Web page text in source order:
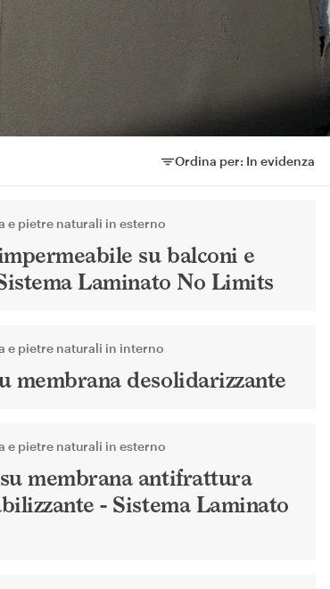
Ordina per: In evidenza
Ordina per:
e pietre naturali in esterno
su balconi e
Laminato No Limits
e pietre naturali in interno
membrana desolidarizzante
e pietre naturali in esterno
su membrana antifrattura
- Sistema Laminato